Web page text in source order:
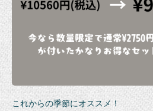
これからの季節にオススメ！